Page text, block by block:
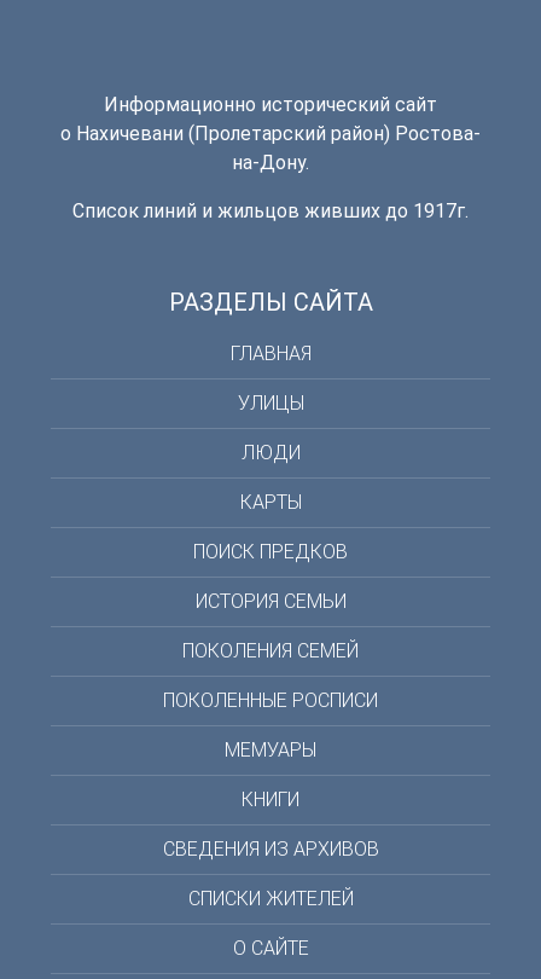
Информационно исторический сайт
о Нахичевани (Пролетарский район) Ростова-
на-Дону.
Список линий и жильцов живших до 1917г.
РАЗДЕЛЫ САЙТА
ГЛАВНАЯ
УЛИЦЫ
ЛЮДИ
КАРТЫ
ПОИСК ПРЕДКОВ
ИСТОРИЯ СЕМЬИ
ПОКОЛЕНИЯ СЕМЕЙ
ПОКОЛЕННЫЕ РОСПИСИ
МЕМУАРЫ
КНИГИ
СВЕДЕНИЯ ИЗ АРХИВОВ
СПИСКИ ЖИТЕЛЕЙ
О САЙТЕ